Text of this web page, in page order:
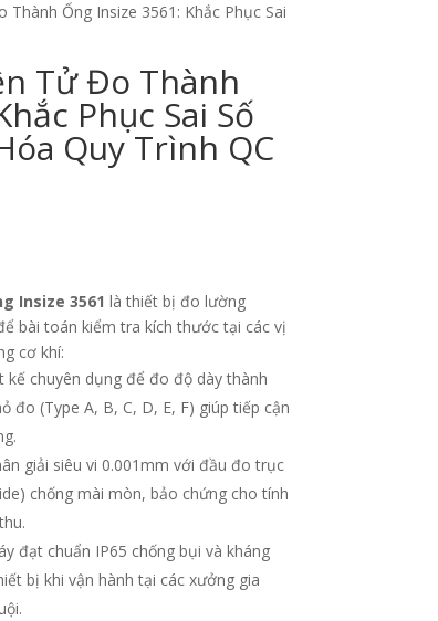
Ống Insize 3561: Khắc Phục Sai
Tử Đo Thành
Phục Sai Số
Quy Trình QC
Insize 3561 là thiết bị đo lường
bài toán kiểm tra kích thước tại các vị
cơ khí:
kế chuyên dụng để đo độ dày thành
đo (Type A, B, C, D, E, F) giúp tiếp cận
giải siêu vi 0.001mm với đầu đo trục
chống mài mòn, bảo chứng cho tính
đạt chuẩn IP65 chống bụi và kháng
bị khi vận hành tại các xưởng gia